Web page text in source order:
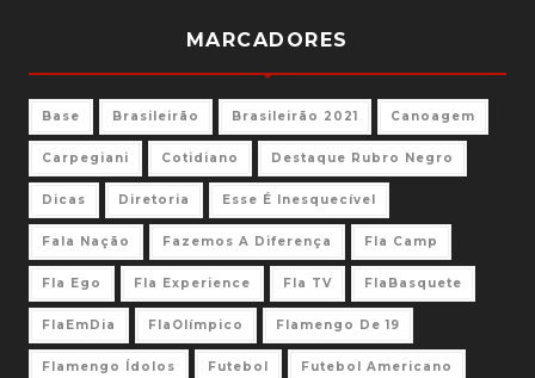
MARCADORES
Base Brasileirão Brasileirão 2021 Canoagem
Carpegiani Cotidiano Destaque Rubro Negro
Dicas Diretoria Esse É Inesquecível
Fala Nação Fazemos A Diferença Fla Camp
Fla Ego Fla Experience Fla TV FlaBasquete
FlaEmDia FlaOlímpico Flamengo De 19
Flamengo Ídolos Futebol Futebol Americano